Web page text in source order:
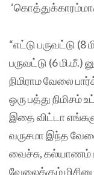
“எட்டு பருவட்டு (8
பருவட்டு (6 மி.மீ.)
நிமிராம வேலை
ஒரு பத்து நிமிசம்
இதை விட்டா
வருசமா இந்த
வைச்சு,
வேலைக்கும்